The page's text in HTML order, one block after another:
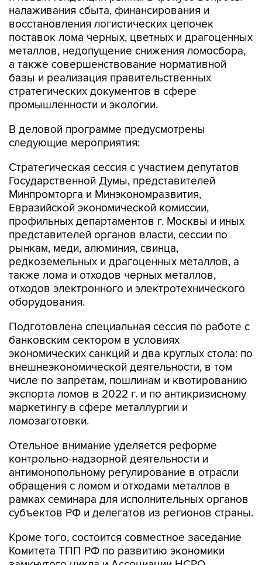
налаживания сбыта, финансирования и
восстановления логистических цепочек
поставок лома черных, цветных и драгоценных
металлов, недопущение снижения ломосбора,
а также совершенствование нормативной
базы и реализация правительственных
стратегических документов в сфере
промышленности и экологии.
В деловой программе предусмотрены
следующие мероприятия:
Стратегическая сессия с участием депутатов
Государственной Думы, представителей
Минпромторга и Минэкономразвития,
Евразийской экономической комиссии,
профильных департаментов г. Москвы и иных
представителей органов власти, сессии по
рынкам, меди, алюминия, свинца,
редкоземельных и драгоценных металлов, а
также лома и отходов черных металлов,
отходов электронного и электротехнического
оборудования.
Подготовлена специальная сессия по работе с
банковским сектором в условиях
экономических санкций и два круглых стола: по
внешнеэкономической деятельности, в том
числе по запретам, пошлинам и квотированию
экспорта ломов в 2022 г. и по антикризисному
маркетингу в сфере металлургии и
ломозаготовки.
Отельное внимание уделяется реформе
контрольно-надзорной деятельности и
антимонопольному регулирование в отрасли
обращения с ломом и отходами металлов в
рамках семинара для исполнительных органов
субъектов РФ и делегатов из регионов страны.
Кроме того, состоится совместное заседание
Комитета ТПП РФ по развитию экономики